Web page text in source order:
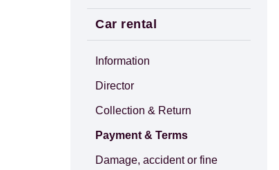
Car rental
Information
Director
Collection & Return
Payment & Terms
Damage, accident or fine